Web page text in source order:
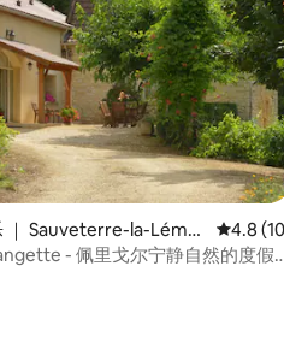
分 5 分），共 8 条评价
｜ Sauveterre-la-Léma
平均评
4.8
- 佩里戈尔宁静自然的度假